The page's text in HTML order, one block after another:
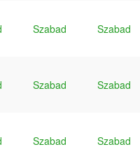
Szabad Szabad
Szabad Szabad
Szabad Szabad